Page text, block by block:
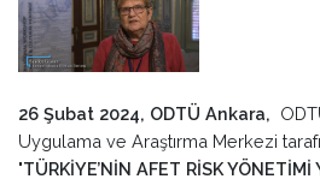
26 Şubat 2024, ODTÜ Ankara,
Uygulama ve Araştırma Merkezi
"TÜRKİYE’NİN AFET RİSK YÖNETİMİ